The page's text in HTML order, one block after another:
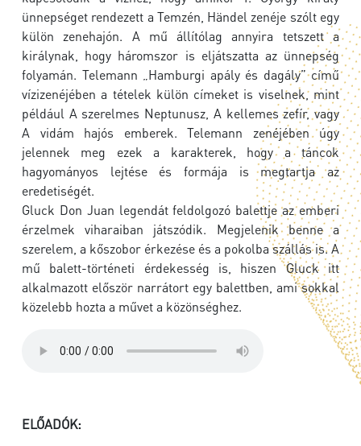
ünnepséget rendezett a Temzén, Händel zenéje szólt egy
külön zenehajón. A mű állítólag annyira tetszett a
királynak, hogy háromszor is eljátszatta az ünnepség
folyamán. Telemann „Hamburgi apály és dagály” című
vízizenéjében a tételek külön címeket is viselnek, mint
például A szerelmes Neptunusz, A kellemes zefír, vagy
A vidám hajós emberek. Telemann zenéjében úgy
jelennek meg ezek a karakterek, hogy a táncok
hagyományos lejtése és formája is megtartja az
eredetiségét.
Gluck Don Juan legendát feldolgozó balettje az emberi
érzelmek viharaiban játszódik. Megjelenik benne a
szerelem, a kőszobor érkezése és a pokolba szállás is. A
mű balett-történeti érdekesség is, hiszen Gluck itt
alkalmazott először narrátort egy balettben, ami sokkal
közelebb hozta a művet a közönséghez.
ELŐADÓK: